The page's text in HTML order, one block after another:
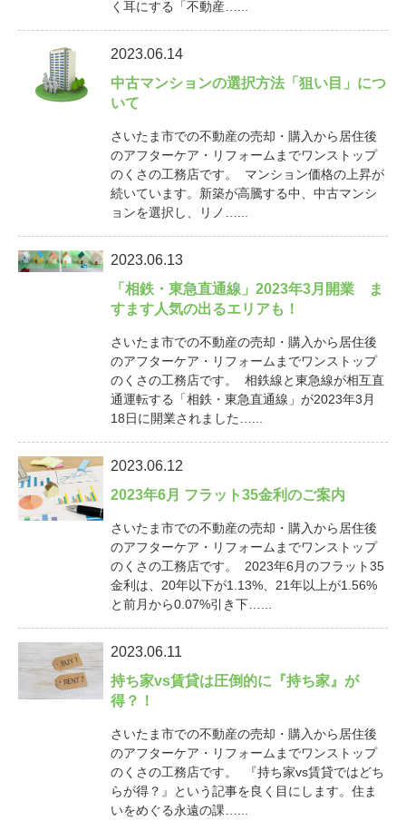
く耳にする「不動産…...
2023.06.14
中古マンションの選択方法「狙い目」につ
いて
さいたま市での不動産の売却・購入から居住後
のアフターケア・リフォームまでワンストップ
のくさの工務店です。 マンション価格の上昇が
続いています。新築が高騰する中、中古マンシ
ョンを選択し、リノ…...
2023.06.13
「相鉄・東急直通線」2023年3月開業 ま
すます人気の出るエリアも！
さいたま市での不動産の売却・購入から居住後
のアフターケア・リフォームまでワンストップ
のくさの工務店です。 相鉄線と東急線が相互直
通運転する「相鉄・東急直通線」が2023年3月
18日に開業されました…...
2023.06.12
2023年6月 フラット35金利のご案内
さいたま市での不動産の売却・購入から居住後
のアフターケア・リフォームまでワンストップ
のくさの工務店です。 2023年6月のフラット35
金利は、20年以下が1.13%、21年以上が1.56%
と前月から0.07%引き下…...
2023.06.11
持ち家vs賃貸は圧倒的に『持ち家』が
得？！
さいたま市での不動産の売却・購入から居住後
のアフターケア・リフォームまでワンストップ
のくさの工務店です。 『持ち家vs賃貸ではどち
らが得？』という記事を良く目にします。住ま
いをめぐる永遠の課…...